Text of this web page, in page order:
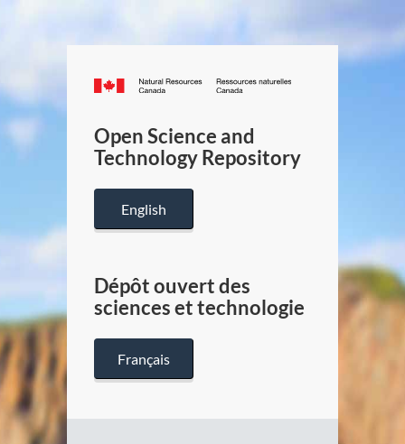
Canada.ca
/
Canada
Open Science and
Technology Repository
English
Dépôt ouvert des
sciences et technologie
Français